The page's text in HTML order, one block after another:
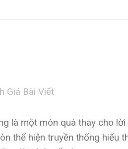
Giá Bài Viết
là một món quà thay cho
thể hiện truyền thống hiếu